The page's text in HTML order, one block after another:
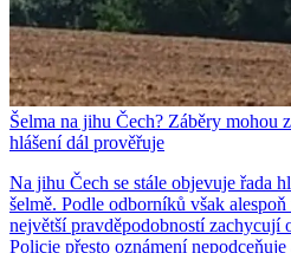
Šelma na jihu Čech? Záběry mohou
hlášení dál prověřuje
Na jihu Čech se stále objevuje řada
šelmě. Podle odborníků však
největší pravděpodobností zachycují
Policie přesto oznámení